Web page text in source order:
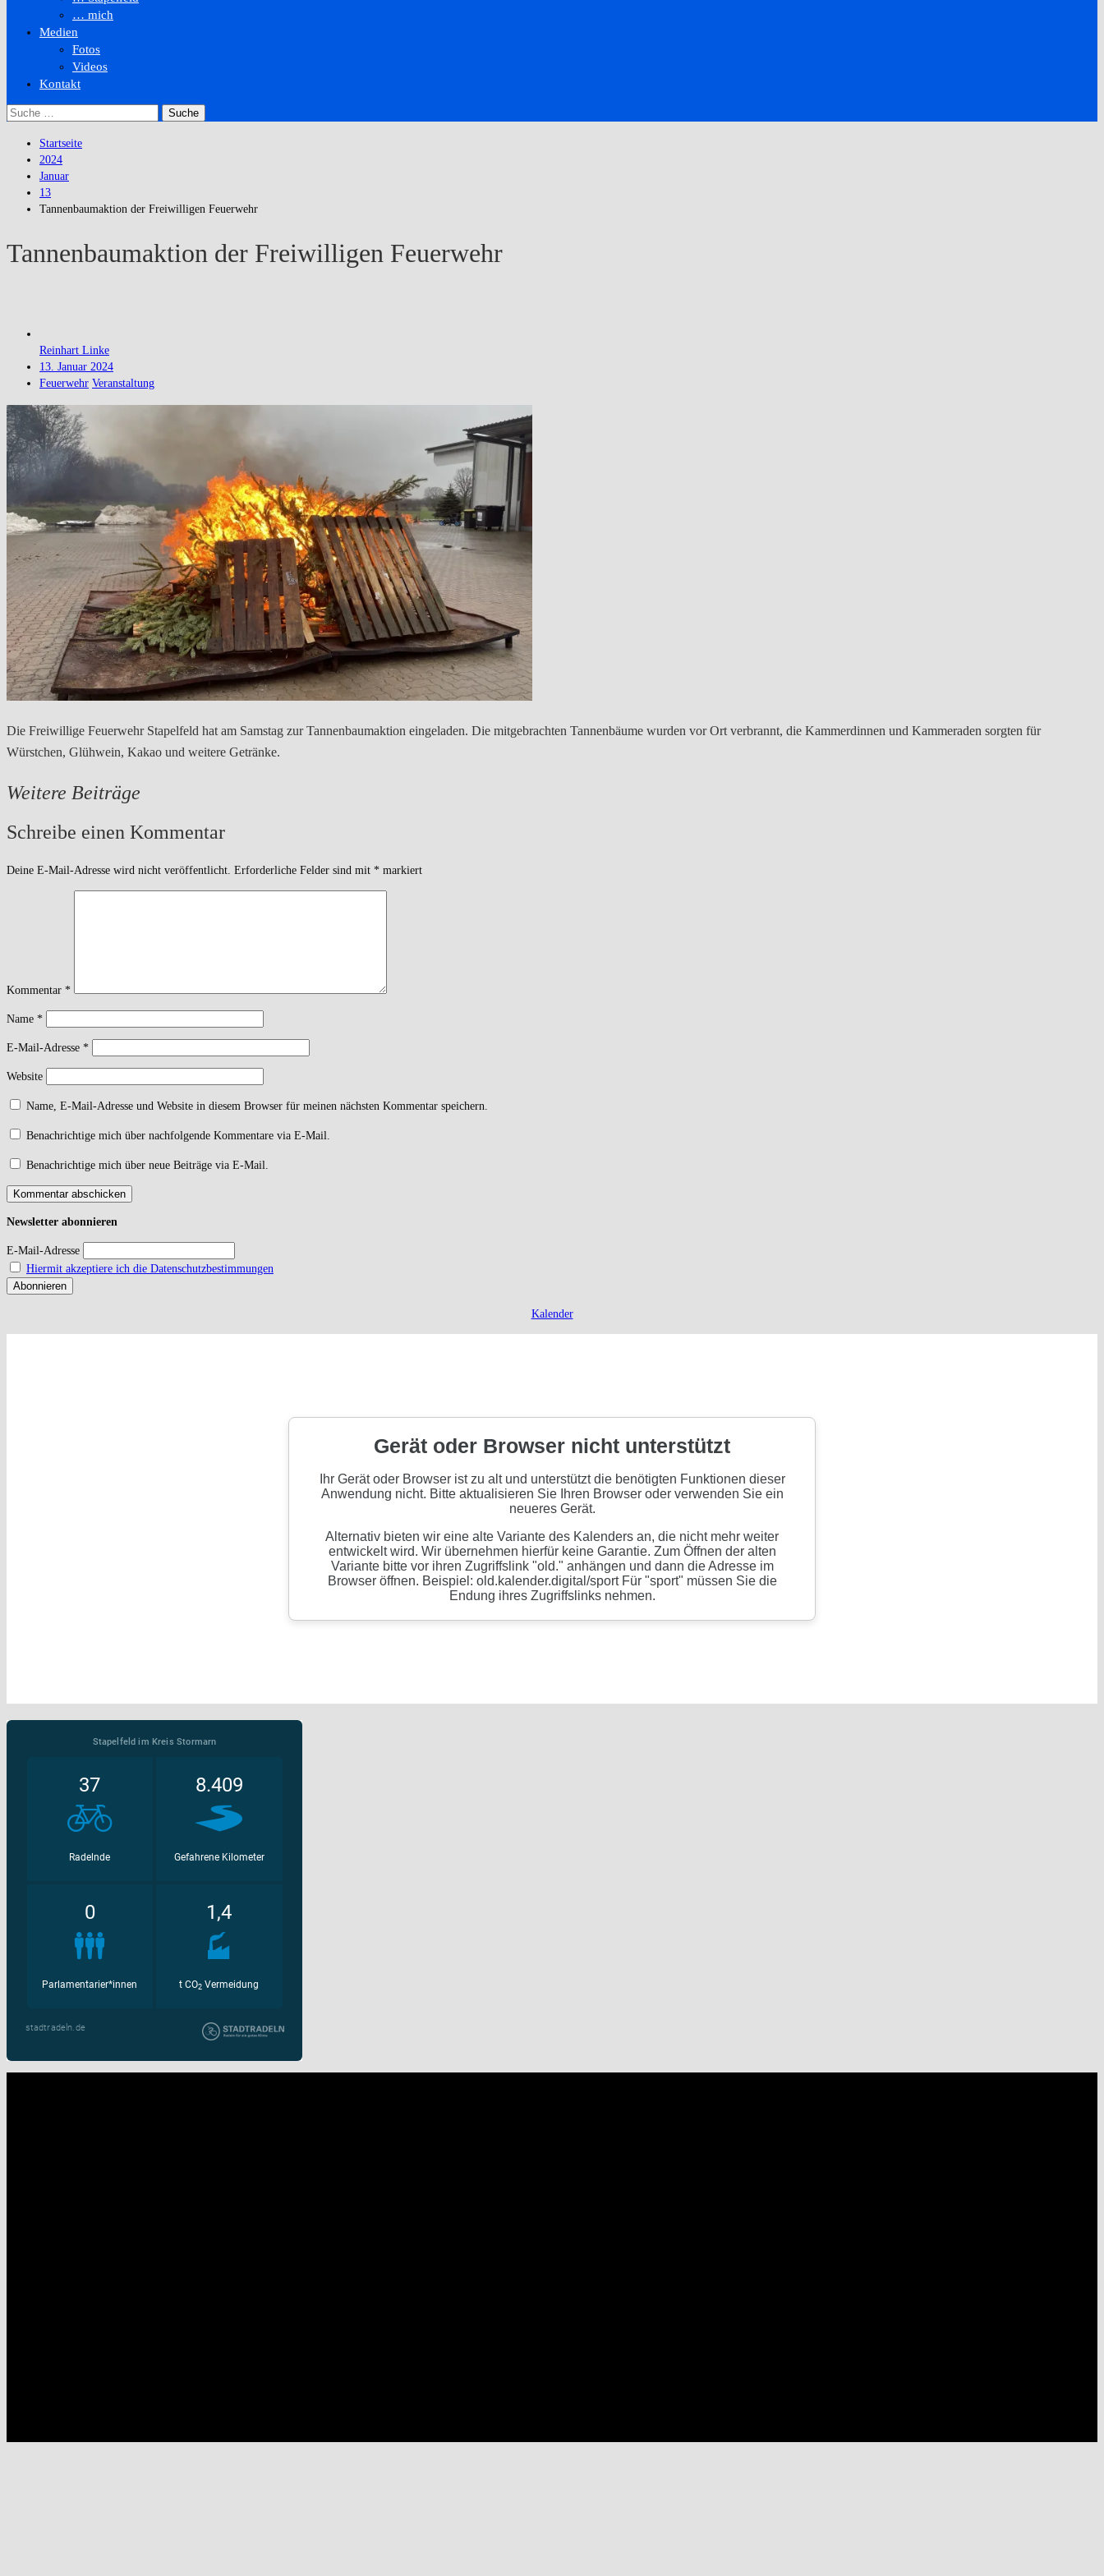
… mich
Medien
Fotos
Videos
Kontakt
Suche
Startseite
2024
Januar
13
Tannenbaumaktion der Freiwilligen Feuerwehr
Tannenbaumaktion der Freiwilligen Feuerwehr
Reinhart Linke
13. Januar 2024
Feuerwehr Veranstaltung
Die Freiwillige Feuerwehr Stapelfeld hat am Samstag zur Tannenbaumaktion eingeladen. Die mitgebrachten Tannenbäume wurden vor Ort verbrannt, die Kammerdinnen und Kammeraden sorgten für
Würstchen, Glühwein, Kakao und weitere Getränke.
Weitere Beiträge
Schreibe einen Kommentar
Deine E-Mail-Adresse wird nicht veröffentlicht. Erforderliche Felder sind mit * markiert
Kommentar *
Name *
E-Mail-Adresse *
Website
Name, E-Mail-Adresse und Website in diesem Browser für meinen nächsten Kommentar speichern.
Benachrichtige mich über nachfolgende Kommentare via E-Mail.
Benachrichtige mich über neue Beiträge via E-Mail.
Newsletter abonnieren
E-Mail-Adresse
Hiermit akzeptiere ich die Datenschutzbestimmungen
Kalender